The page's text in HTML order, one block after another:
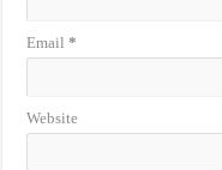
Email*
Website